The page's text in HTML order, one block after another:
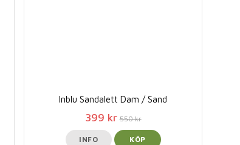
Inblu Sandalett Dam / Sand
399 kr 550 kr
INFO KÖP